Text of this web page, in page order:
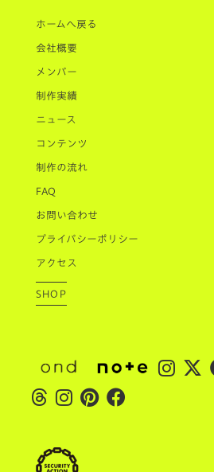
ホームへ戻る
会社概要
メンバー
制作実績
ニュース
コンテンツ
制作の流れ
FAQ
お問い合わせ
プライバシーポリシー
アクセス
SHOP